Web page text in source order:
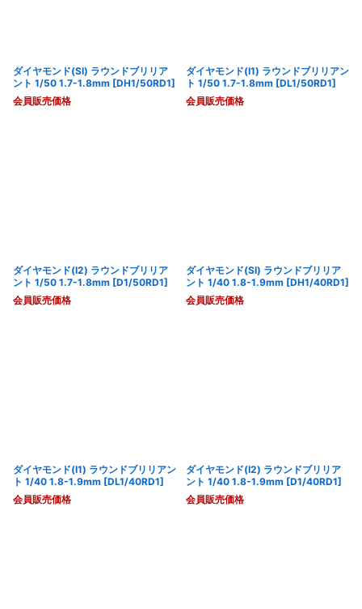
ダイヤモンド(SI) ラウンドブリリア
ント 1/50 1.7-1.8mm [DH1/50RD1]
会員販売価格
ダイヤモンド(I1) ラウンドブリリアン
ト 1/50 1.7-1.8mm [DL1/50RD1]
会員販売価格
ダイヤモンド(I2) ラウンドブリリア
ント 1/50 1.7-1.8mm [D1/50RD1]
会員販売価格
ダイヤモンド(SI) ラウンドブリリア
ント 1/40 1.8-1.9mm [DH1/40RD1]
会員販売価格
ダイヤモンド(I1) ラウンドブリリアン
ト 1/40 1.8-1.9mm [DL1/40RD1]
会員販売価格
ダイヤモンド(I2) ラウンドブリリア
ント 1/40 1.8-1.9mm [D1/40RD1]
会員販売価格